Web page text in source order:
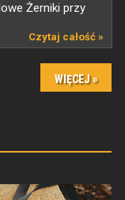
Żerniki przy
Czytaj całość »